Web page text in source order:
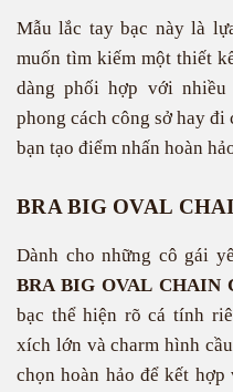
Mẫu lắc tay bạc này là
muốn tìm kiếm một thiết
dàng phối hợp với
phong cách công sở hay
bạn tạo điểm nhấn hoàn
BRA BIG OVAL
Dành cho những cô gái
BRA BIG OVAL CHAIN
bạc thể hiện rõ cá tính
xích lớn và charm hình
chọn hoàn hảo để kết